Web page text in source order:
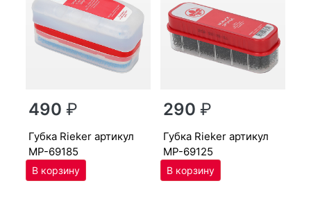
490₽
губ­ка Ri­eker артикул
MP-69185
290₽
губ­ка Ri­eker артикул
MP-69125